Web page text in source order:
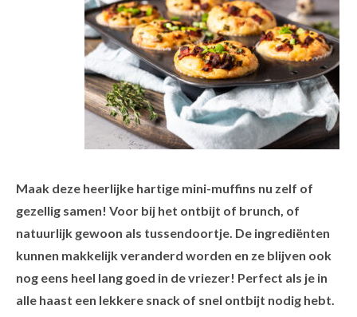
Maak deze heerlijke hartige mini-muffins nu zelf of
gezellig samen! Voor bij het ontbijt of brunch, of
natuurlijk gewoon als tussendoortje. De ingrediënten
kunnen makkelijk veranderd worden en ze blijven ook
nog eens heel lang goed in de vriezer! Perfect als je in
alle haast een lekkere snack of snel ontbijt nodig hebt.